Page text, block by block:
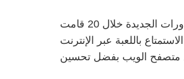
يمكنك أيضًا تتبع عدد الجوائز الكبرى لـ 20 لوحة نتائج رائعة للغاية. الدورات الجديدة خلال 20 قامت Very sexy بإصلاح خطوط الدفع أيضًا لأن الاقتراض من
باللعبة عبر الإنترنت